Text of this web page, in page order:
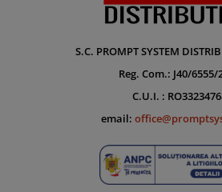
S.C. PROMPT SYSTEM
Reg. Com.: J40/6555/
C.U.I. :
email: